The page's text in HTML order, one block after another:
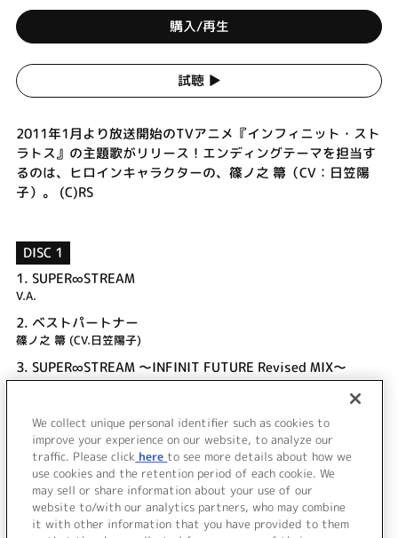
購入/再生
試聴 ▶︎
2011年1月より放送開始のTVアニメ『インフィニット・スト
ラトス』の主題歌がリリース！エンディングテーマを担当す
るのは、ヒロインキャラクターの、篠ノ之 箒（CV：日笠陽
子）。 (C)RS
DISC 1
1. SUPER∞STREAM
V.A.
2. ベストパートナー
篠ノ之 箒 (CV.日笠陽子)
3. SUPER∞STREAM ～INFINIT FUTURE Revised MIX～
V.A.
ベストパートナー (off vocal)
＜ BACK
We collect unique personal identifier such as cookies to
improve your experience on our website, to analyze our
traffic. Please click here to see more details about how we
use cookies and the retention period of each cookie. We
may sell or share information about your use of our
website to/with our analytics partners, who may combine
it with other information that you have provided to them